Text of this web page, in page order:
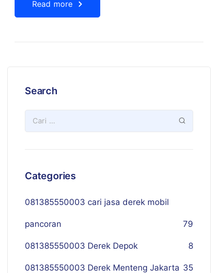
Read more
Search
Categories
081385550003 cari jasa derek mobil
pancoran 79
081385550003 Derek Depok 8
081385550003 Derek Menteng Jakarta 35